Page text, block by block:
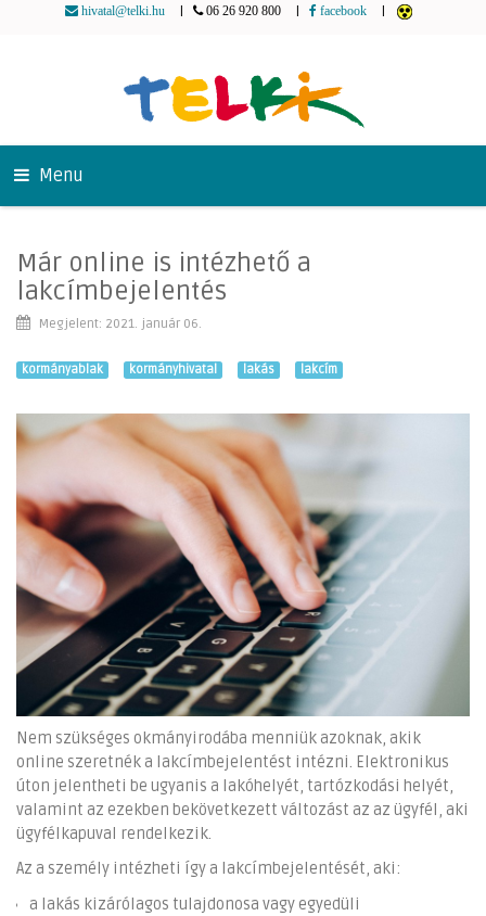
hivatal@telki.hu 06 26 920 800 facebook
Menu
Már online is intézhető a
lakcímbejelentés
Megjelent: 2021. január 06.
kormányablak kormányhivatal lakás lakcím
Nem szükséges okmányirodába menniük azoknak, akik
online szeretnék a lakcímbejelentést intézni. Elektronikus
úton jelentheti be ugyanis a lakóhelyét, tartózkodási helyét,
valamint az ezekben bekövetkezett változást az az ügyfél, aki
ügyfélkapuval rendelkezik.
Az a személy intézheti így a lakcímbejelentését, aki:
a lakás kizárólagos tulajdonosa vagy egyedüli